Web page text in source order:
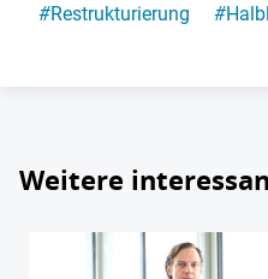
#Restrukturierung #
Weitere